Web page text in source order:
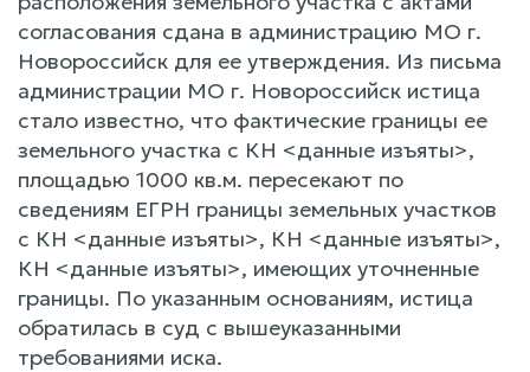
согласования сдана в администрацию МО г.
Новороссийск для ее утверждения. Из письма
администрации МО г. Новороссийск истица
стало известно, что фактические границы ее
земельного участка с КН <данные изъяты>,
площадью 1000 кв.м. пересекают по
сведениям ЕГРН границы земельных участков
с КН <данные изъяты>, КН <данные изъяты>,
КН <данные изъяты>, имеющих уточненные
границы. По указанным основаниям, истица
обратилась в суд с вышеуказанными
требованиями иска.